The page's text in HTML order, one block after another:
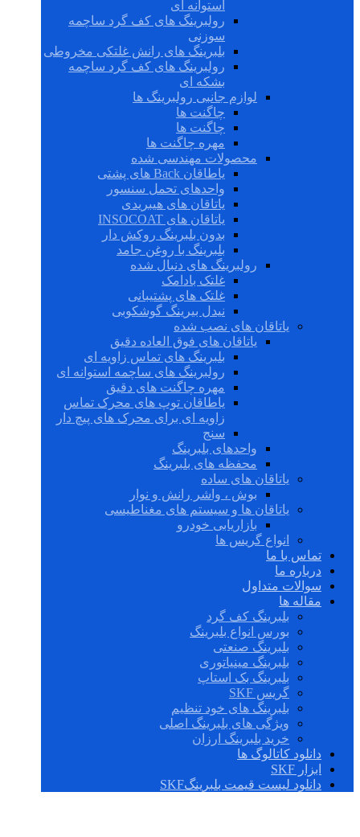
استوانه ای
رولبرینگ های کف گرد ساچمه
سوزنی
بلبرینگ های رانش غلتکی مخروطی
رولبرینگ های کف گرد ساچمه
بشکه ای
لوازم جانبی رولبرینگ ها
چاگنت ها
چاگنت ها
مهره چاگنت ها
محصولات مهندسی شده
یاطاقان Back های پشتی
واحدهای تحمل سنسور
یاتاقان های هیبریدی
یاتاقان های INSOCOAT
بدون بلبرینگ روکش دار
بلبرینگ با روغن جامد
رولبرینگ های دنبال شده
غلتک بادامک
غلتک های پشتیبانی
نیدل بیرینگ گوشکوبی
یاتاقان های نصب شده
یاتاقان های فوق العاده دقیق
بلبرینگ های تماس زاویه ای
رولبرینگ های ساچمه استوانه ای
مهره چاگنت های دقیق
یاطاقان توپ های محرک تماس
زاویه ای برای محرک های پیچ دار
سنج
واحدهای بلبرینگ
محفظه های بلبرینگ
یاتاقان های ساده
بوش ، واشر رانش و نوار
یاتاقان ها و سیستم های مغناطیسی
بازاریابی خودرو
انواع گریس ها
تماس با ما
درباره ما
سوالات متداول
مقاله ها
بلبرینگ کف گرد
بورس انواع بلبرینگ
بلبرینگ صنعتی
بلبرینگ مینیاتوری
بلبرینگ بک استاپ
گریس SKF
بلبرینگ های خود تنظیم
ویژگی های بلبرینگ اصلی
خرید بلبرینگ ارزان
دانلود کاتالوگ ها
ابزار SKF
دانلود لیست قیمت بلبرینگSKF